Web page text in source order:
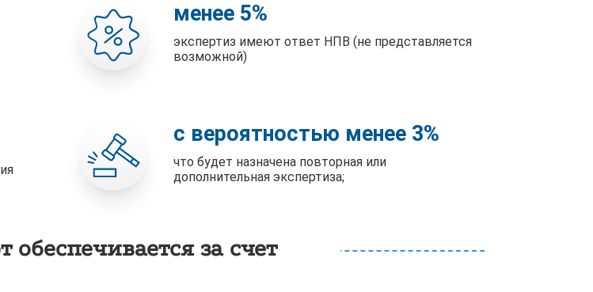
менее 5%
экспертиз имеют ответ НПВ (не представляется
возможной)
с вероятностью менее 3%
что будет назначена повторная или
дополнительная экспертиза;
обеспечивается за счет